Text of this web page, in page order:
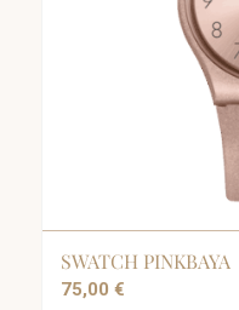
SWATCH PINKBAYA
75,00 €